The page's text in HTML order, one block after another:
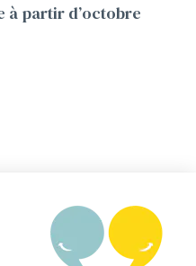
à partir d’octobre